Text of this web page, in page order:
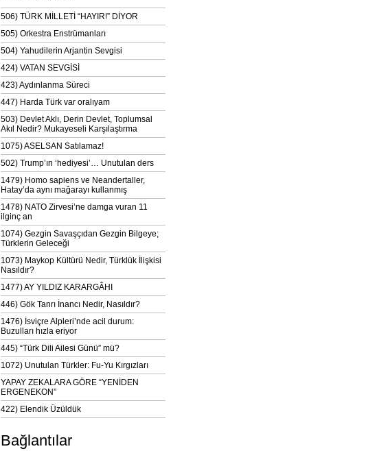
506) TÜRK MİLLETİ “HAYIR!” DİYOR
505) Orkestra Enstrümanları
504) Yahudilerin Arjantin Sevgisi
424) VATAN SEVGİSİ
423) Aydınlanma Süreci
447) Harda Türk var oralıyam
503) Devlet Aklı, Derin Devlet, Toplumsal
Akıl Nedir? Mukayeseli Karşılaştırma
1075) ASELSAN Satılamaz!
502) Trump’ın ‘hediyesi’… Unutulan ders
1479) Homo sapiens ve Neandertaller,
Hatay’da aynı mağarayı kullanmış
1478) NATO Zirvesi’ne damga vuran 11
ilginç an
1074) Gezgin Savaşçıdan Gezgin Bilgeye;
Türklerin Geleceği
1073) Maykop Kültürü Nedir, Türklük İlişkisi
Nasıldır?
1477) AY YILDIZ KARARGÂHI
446) Gök Tanrı İnancı Nedir, Nasıldır?
1476) İsviçre Alpleri’nde acil durum:
Buzulları hızla eriyor
445) “Türk Dili Ailesi Günü” mü?
1072) Unutulan Türkler: Fu-Yu Kırgızları
YAPAY ZEKALARA GÖRE “YENİDEN
ERGENEKON”
422) Elendik Üzüldük
Bağlantılar